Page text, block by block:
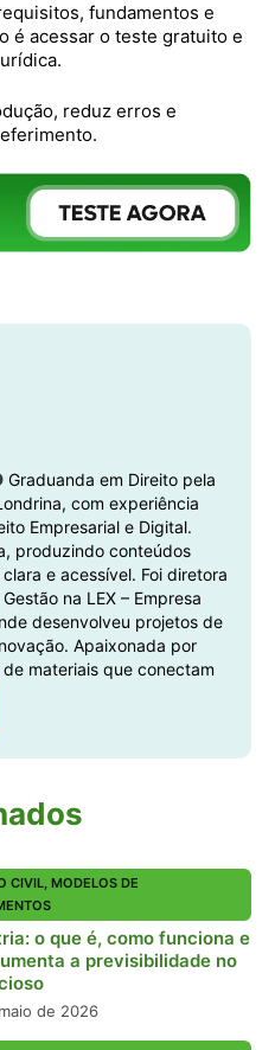
fundamentos e
é acessar o teste gratuito e
reduz erros e
Graduanda em Direito pela
com experiência
Empresarial e Digital.
produzindo conteúdos
e acessível. Foi diretora
na LEX – Empresa
desenvolveu projetos de
Apaixonada por
materiais que conectam
CIVIL, MODELOS DE
o que é, como funciona e
a previsibilidade no
de 2026